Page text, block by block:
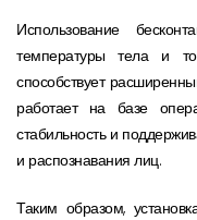
Использование
температуры тела и
способствует
работает на базе
стабильность и
и распознавания лиц.
Таким образом,